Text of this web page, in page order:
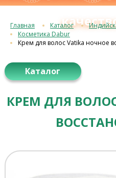
Главная Каталог
Косметика Dabur
Крем для волос Vatika ночное
Каталог
КРЕМ ДЛЯ